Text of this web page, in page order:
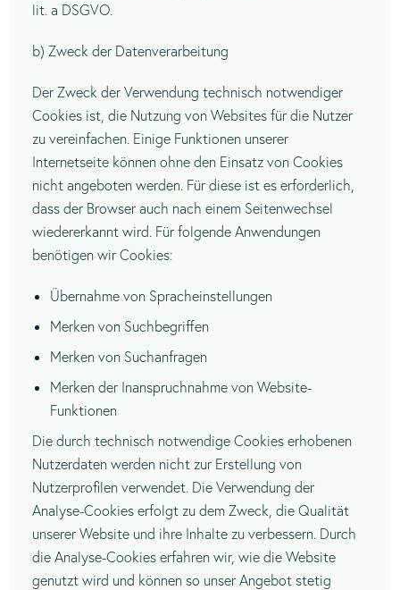
lit. a DSGVO.
b) Zweck der Datenverarbeitung
Der Zweck der Verwendung technisch notwendiger
Cookies ist, die Nutzung von Websites für die Nutzer
zu vereinfachen. Einige Funktionen unserer
Internetseite können ohne den Einsatz von Cookies
nicht angeboten werden. Für diese ist es erforderlich,
dass der Browser auch nach einem Seitenwechsel
wiedererkannt wird. Für folgende Anwendungen
benötigen wir Cookies:
Übernahme von Spracheinstellungen
Merken von Suchbegriffen
Merken von Suchanfragen
Merken der Inanspruchnahme von Website-
Funktionen
Die durch technisch notwendige Cookies erhobenen
Nutzerdaten werden nicht zur Erstellung von
Nutzerprofilen verwendet. Die Verwendung der
Analyse-Cookies erfolgt zu dem Zweck, die Qualität
unserer Website und ihre Inhalte zu verbessern. Durch
die Analyse-Cookies erfahren wir, wie die Website
genutzt wird und können so unser Angebot stetig